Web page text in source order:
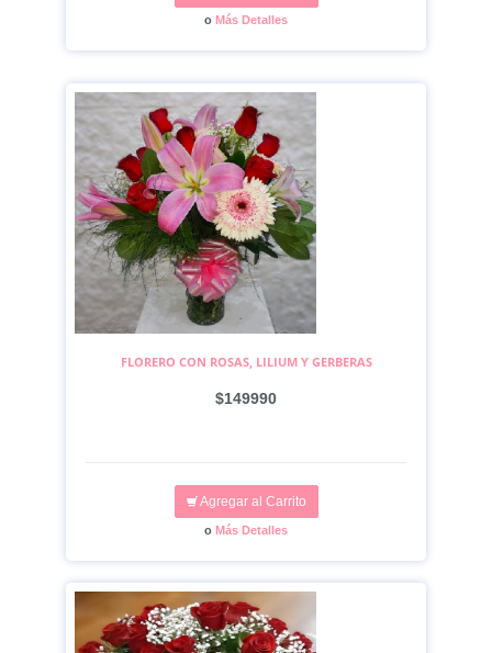
o Más Detalles
FLORERO CON ROSAS, LILIUM Y GERBERAS
$149990
Agregar al Carrito
o Más Detalles